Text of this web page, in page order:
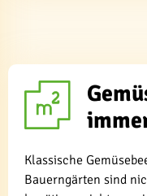
Klassische
Bauerngärten sind